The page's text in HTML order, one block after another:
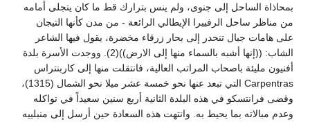
بمحاذاة الساحل إلى جنوى، ولم ينس بترارك قط ما كان يتجلى أمامه
من مناظر ساحل الرفييرا الإيطالي الرائعة - من مدن كأنها التيجان
على هامات جبال تنحدر إلى بحار زرقاء مخضرة، يقول فيها الشاعر
الشاب: ((إنها أشبه بالسماء منها إلى الارض))(2). ووجدت الأسرة بلدة
أفنيون مليئة باصحاب المراتب العالية، فانتقلت منها إلى كاربنتراس
Carpentras التي تبعد عنها نحو خمسة عشر ميلا نحو الشمال (1315)،
وقضى فرانتسكو في هذه البلدة الثانية أربع سنين سعيداً في تواكله
وعدم مبالاته بما يحيط به. وانتهت هذه السعادة حين أرسل إلى منبلييه